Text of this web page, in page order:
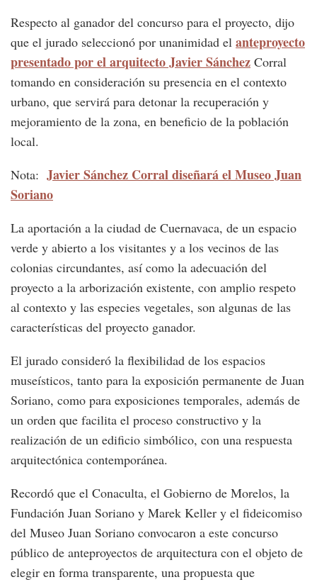
Respecto al ganador del concurso para el proyecto, dijo
que el jurado seleccionó por unanimidad el anteproyecto
presentado por el arquitecto Javier Sánchez Corral
tomando en consideración su presencia en el contexto
urbano, que servirá para detonar la recuperación y
mejoramiento de la zona, en beneficio de la población
local.
Nota: Javier Sánchez Corral diseñará el Museo Juan
Soriano
La aportación a la ciudad de Cuernavaca, de un espacio
verde y abierto a los visitantes y a los vecinos de las
colonias circundantes, así como la adecuación del
proyecto a la arborización existente, con amplio respeto
al contexto y las especies vegetales, son algunas de las
características del proyecto ganador.
El jurado consideró la flexibilidad de los espacios
museísticos, tanto para la exposición permanente de Juan
Soriano, como para exposiciones temporales, además de
un orden que facilita el proceso constructivo y la
realización de un edificio simbólico, con una respuesta
arquitectónica contemporánea.
Recordó que el Conaculta, el Gobierno de Morelos, la
Fundación Juan Soriano y Marek Keller y el fideicomiso
del Museo Juan Soriano convocaron a este concurso
público de anteproyectos de arquitectura con el objeto de
elegir en forma transparente, una propuesta que